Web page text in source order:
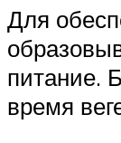
Для
питание.
время